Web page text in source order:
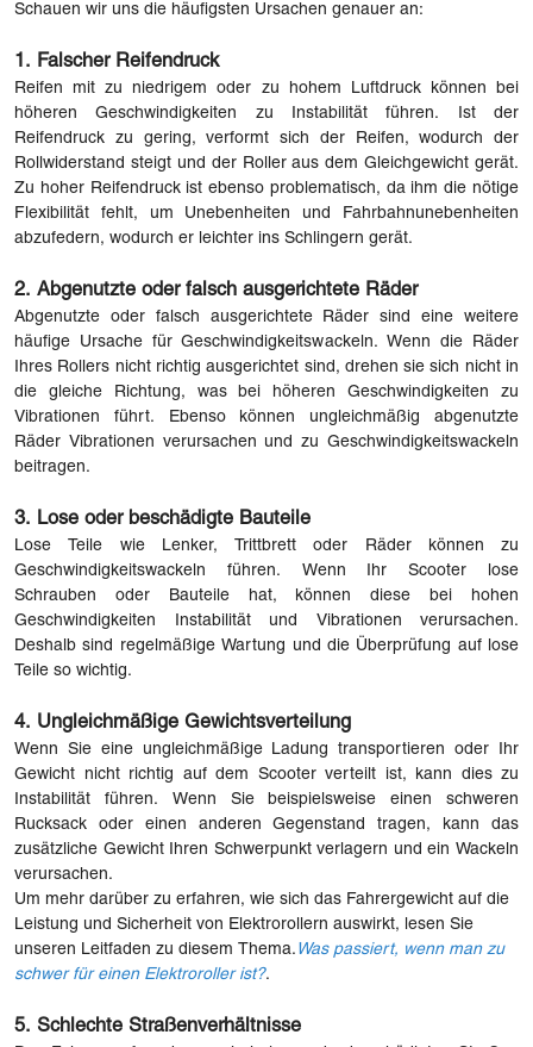
Schauen wir uns die häufigsten Ursachen genauer an:
1. Falscher Reifendruck
Reifen mit zu niedrigem oder zu hohem Luftdruck können bei
höheren Geschwindigkeiten zu Instabilität führen. Ist der
Reifendruck zu gering, verformt sich der Reifen, wodurch der
Rollwiderstand steigt und der Roller aus dem Gleichgewicht gerät.
Zu hoher Reifendruck ist ebenso problematisch, da ihm die nötige
Flexibilität fehlt, um Unebenheiten und Fahrbahnunebenheiten
abzufedern, wodurch er leichter ins Schlingern gerät.
2. Abgenutzte oder falsch ausgerichtete Räder
Abgenutzte oder falsch ausgerichtete Räder sind eine weitere
häufige Ursache für Geschwindigkeitswackeln. Wenn die Räder
Ihres Rollers nicht richtig ausgerichtet sind, drehen sie sich nicht in
die gleiche Richtung, was bei höheren Geschwindigkeiten zu
Vibrationen führt. Ebenso können ungleichmäßig abgenutzte
Räder Vibrationen verursachen und zu Geschwindigkeitswackeln
beitragen.
3. Lose oder beschädigte Bauteile
Lose Teile wie Lenker, Trittbrett oder Räder können zu
Geschwindigkeitswackeln führen. Wenn Ihr Scooter lose
Schrauben oder Bauteile hat, können diese bei hohen
Geschwindigkeiten Instabilität und Vibrationen verursachen.
Deshalb sind regelmäßige Wartung und die Überprüfung auf lose
Teile so wichtig.
4. Ungleichmäßige Gewichtsverteilung
Wenn Sie eine ungleichmäßige Ladung transportieren oder Ihr
Gewicht nicht richtig auf dem Scooter verteilt ist, kann dies zu
Instabilität führen. Wenn Sie beispielsweise einen schweren
Rucksack oder einen anderen Gegenstand tragen, kann das
zusätzliche Gewicht Ihren Schwerpunkt verlagern und ein Wackeln
verursachen.
Um mehr darüber zu erfahren, wie sich das Fahrergewicht auf die
Leistung und Sicherheit von Elektrorollern auswirkt, lesen Sie
unseren Leitfaden zu diesem Thema. Was passiert, wenn man zu
schwer für einen Elektroroller ist?.
5. Schlechte Straßenverhältnisse